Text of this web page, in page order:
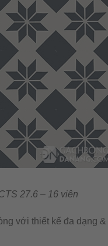
27.6 – 16 viên
với thiết kế đa dạng